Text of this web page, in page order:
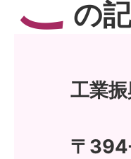
の
工業
〒